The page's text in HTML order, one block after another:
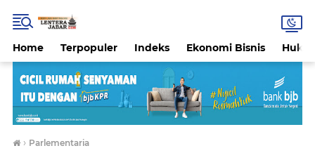
Home Terpopuler Indeks Ekonomi Bisnis
› Parlementaria